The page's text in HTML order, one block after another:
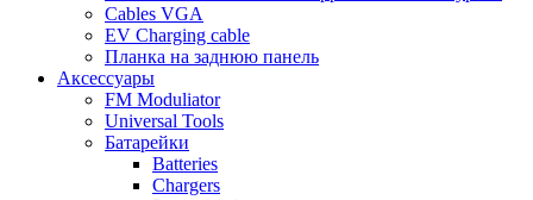
Cables VGA
EV Charging cable
Планка на заднюю панель
Аксессуары
FM Moduliator
Universal Tools
Батарейки
Batteries
Chargers